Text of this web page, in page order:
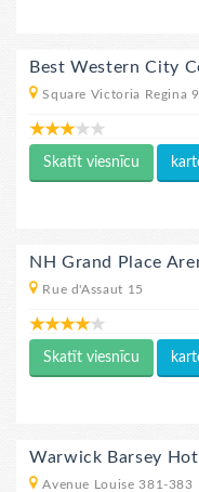
Best Western City
Square Victoria Regina 9
Skatīt viesnīcu
NH Grand Place
Rue d'Assaut 15
Skatīt viesnīcu
Warwick Barsey
Avenue Louise 381-383